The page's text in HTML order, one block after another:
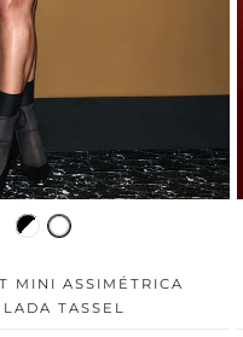
MINI ASSIMÉTRICA
TASSEL